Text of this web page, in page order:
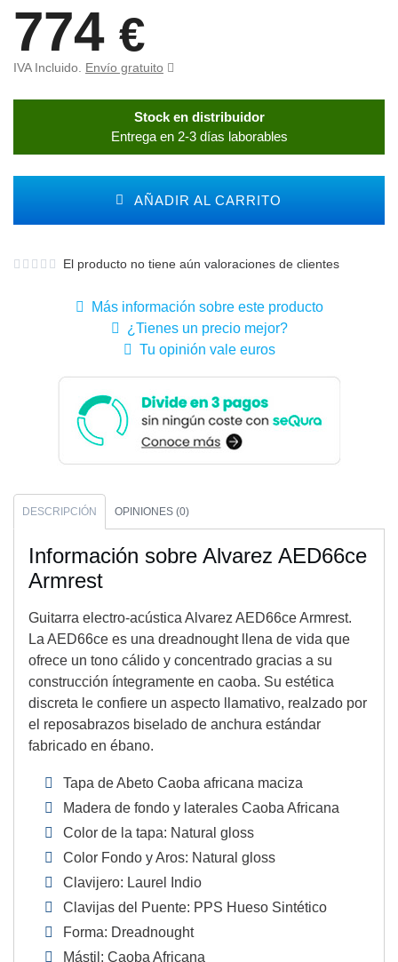
774 €
IVA Incluido. Envío gratuito
Stock en distribuidor
Entrega en 2-3 días laborables
AÑADIR AL CARRITO
El producto no tiene aún valoraciones de clientes
Más información sobre este producto
¿Tienes un precio mejor?
Tu opinión vale euros
DESCRIPCIÓN OPINIONES (0)
Información sobre Alvarez AED66ce
Armrest
Guitarra electro-acústica Alvarez AED66ce Armrest.
La AED66ce es una dreadnought llena de vida que
ofrece un tono cálido y concentrado gracias a su
construcción íntegramente en caoba. Su estética
discreta le confiere un aspecto llamativo, realzado por
el reposabrazos biselado de anchura estándar
fabricado en ébano.
Tapa de Abeto Caoba africana maciza
Madera de fondo y laterales Caoba Africana
Color de la tapa: Natural gloss
Color Fondo y Aros: Natural gloss
Clavijero: Laurel Indio
Clavijas del Puente: PPS Hueso Sintético
Forma: Dreadnought
Mástil: Caoba Africana